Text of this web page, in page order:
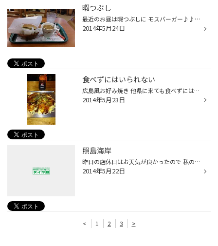
暇つぶし
最近のお昼は暇つぶしに モスバーガー♪♪♪ 高いけど美味しい～
2014年5月24日
食べずにはいられない
広島風お好み焼き 他県に来ても食べずにはいられない 貴重な食べ物であります！
2014年5月23日
照島海岸
昨日の店休日はお天気が良かったので 私の近所の照島海岸へワンコを連れてお散歩に行きました。 気持ちいい風が吹いて最高のお散歩日和。 愛犬ゴンちゃんも海につかって気持ちよさそうでした！ ゴンちゃんは「トイプードル」という犬種なんですが 全身天然パーマなので、海岸の砂が毛に沢山ついて大...
2014年5月22日
< 1 2 3 >